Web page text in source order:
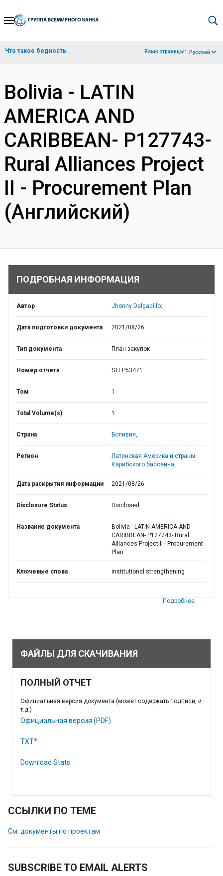
Skip
Navigation
Что такое бедность Язык страницы: Русский
Bolivia - LATIN
AMERICA AND
CARIBBEAN- P127743-
Rural Alliances Project
II - Procurement Plan
(Английский)
ПОДРОБНАЯ ИНФОРМАЦИЯ
Автор Jhonny Delgadillo;
Дата подготовки документа 2021/08/26
Тип документа План закупок
Номер отчета STEP53471
Том 1
Total Volume(s) 1
Страна Боливия,
Регион
Латинская Америка и страны
Карибского бассейна,
Дата раскрытия информации 2021/08/26
Disclosure Status Disclosed
Название документа
Bolivia - LATIN AMERICA AND
CARIBBEAN- P127743- Rural
Alliances Project II - Procurement
Plan
Ключевые слова institutional strengthening
Подробнее
ФАЙЛЫ ДЛЯ СКАЧИВАНИЯ
ПОЛНЫЙ ОТЧЕТ
Официальная версия документа (может содержать подписи, и
т.д.)
Официальная версия (PDF)
TXT*
Download Stats
ССЫЛКИ ПО ТЕМЕ
См. документы по проектам
SUBSCRIBE TO EMAIL ALERTS